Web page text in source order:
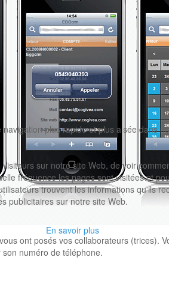
ont posés vos collaborateurs (trices).
numéro de téléphone.
plus rapide et plus aisée dans
sur notre site Web, de voir
fréquence les pages sont visitées et
trouvent les informations qu'ils
publicitaires sur notre site Web.
En savoir plus